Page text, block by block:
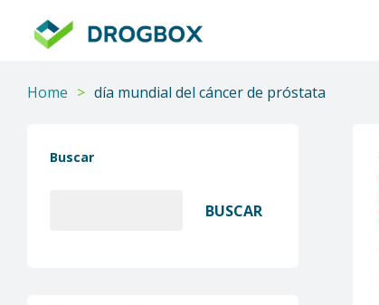
confiable
Home > día mundial del cáncer de próstata
Buscar
BUSCAR